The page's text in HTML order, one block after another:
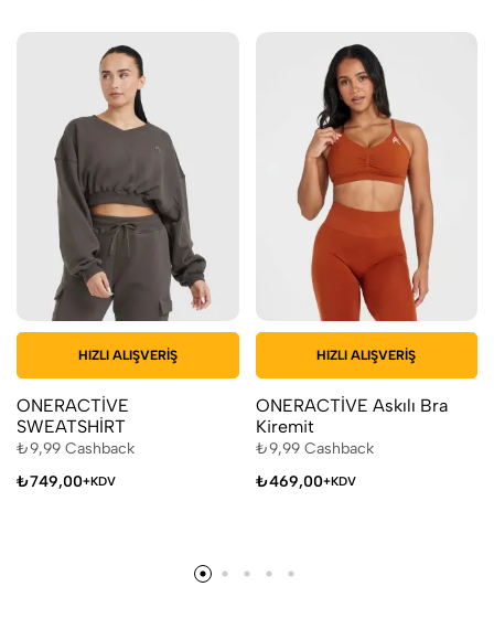
HIZLI ALIŞVERIŞ
ONERACTİVE
SWEATSHİRT
₺9,99 Cashback
₺749,00+KDV
HIZLI ALIŞVERIŞ
ONERACTİVE Askılı Bra
Kiremit
₺9,99Cashback
₺469,00+KDV